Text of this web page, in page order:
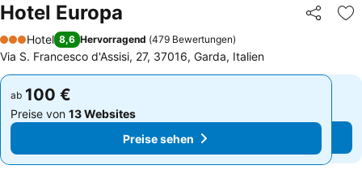
Hotel Europa Teilen
3 Sterne
Hotel 8,6 Hervorragend (479 Bewertungen)
Via S. Francesco d'Assisi, 27, 37016, Garda, Italien
ab 100 €
Preise von 13 Websites
Preise sehen
ab 100 €
Preise von 13 Websites
Preise sehen